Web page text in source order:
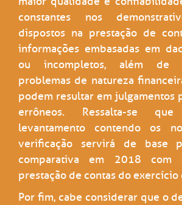
constantes nos
dispostos na prestação de
informações embasadas em
ou incompletos, além de
problemas de natureza
podem resultar em julgamentos
errôneos. Ressalta-se
levantamento contendo os
verificação servirá de base
comparativa em 2018 com
prestação de contas do
Por fim, cabe considerar que o